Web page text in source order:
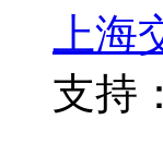
上
支持：